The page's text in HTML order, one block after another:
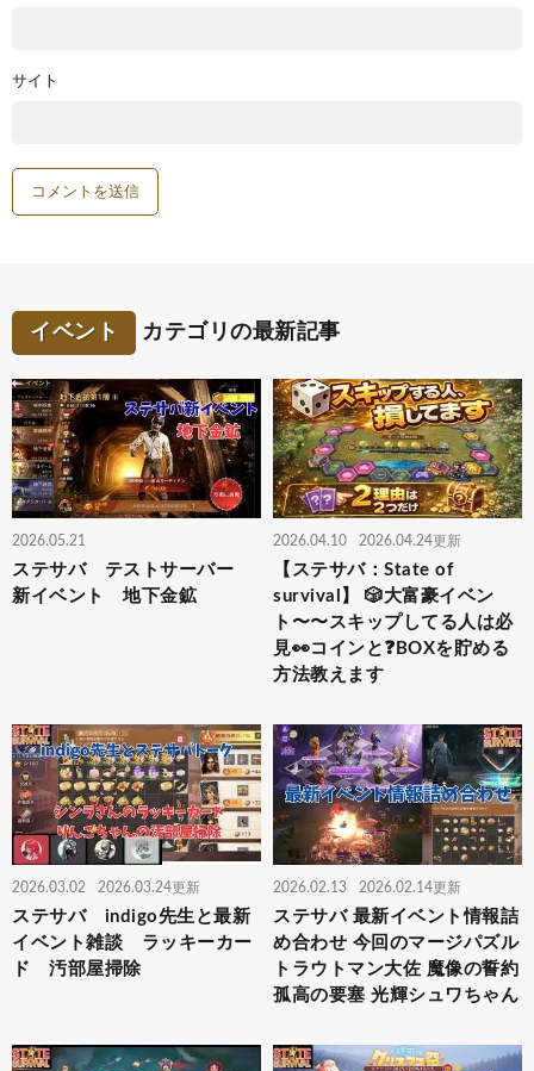
サイト
イベント カテゴリの最新記事
2026.05.21
ステサバ テストサーバー
新イベント 地下金鉱
2026.04.10 2026.04.24更新
【ステサバ：State of
survival】 🎲大富豪イベン
ト〜〜スキップしてる人は必
見👀コインと❓BOXを貯める
方法教えます
2026.03.02 2026.03.24更新
ステサバ indigo先生と最新
イベント雑談 ラッキーカー
ド 汚部屋掃除
2026.02.13 2026.02.14更新
ステサバ 最新イベント情報詰
め合わせ 今回のマージパズル
トラウトマン大佐 魔像の誓約
孤高の要塞 光輝シュワちゃん